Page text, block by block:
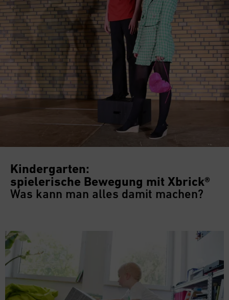
Kindergarten:
spielerische Bewegung mit Xbrick®
Was kann man alles damit machen?